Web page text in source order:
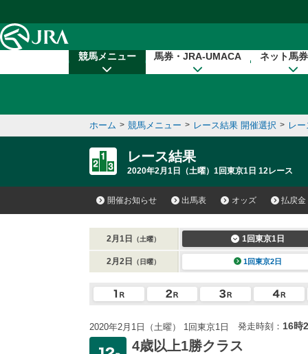
競馬メニュー 馬券・JRA-UMACA ネット馬
ホーム > 競馬メニュー > レース結果 開催選択 > レ
レース結果
2020年2月1日（土曜）1回東京1日 12レース
開催お知らせ 出馬表 オッズ 払戻金
2月1日 （土曜） 1回東京1日
2月2日 （日曜） 1回東京2日
2020年2月1日（土曜） 1回東京1日 発走時刻： 16時
4歳以上1勝クラス